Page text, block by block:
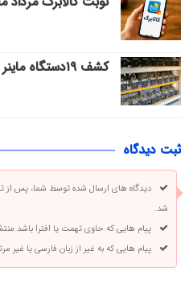
کشف ۱۹دستگاه ماینر غیرمجاز در نیمه نخست مرداد
ثبت دیدگاه
دیدگاه های ارسال شده توسط شما، پس از
شد.
پیام هایی که حاوی تهمت یا افترا باشد
پیام هایی که به غیر از زبان فارسی یا غیر